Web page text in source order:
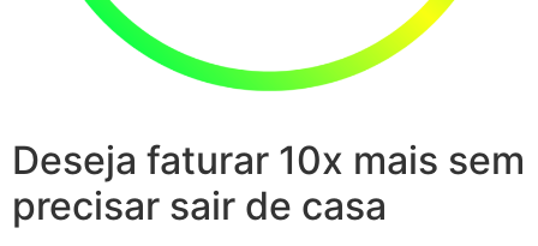
Deseja faturar 10x mais sem
precisar sair de casa